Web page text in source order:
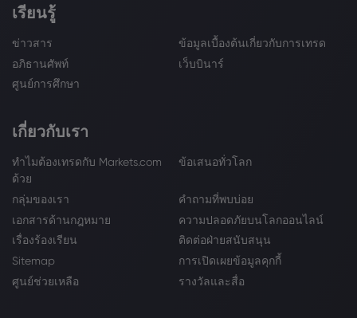
เรียนรู้
ข่าวสาร
ข้อมูลเบื้องต้นเกี่ยวกับการเทรด
อภิธานศัพท์
เว็บบินาร์
ศูนย์การศึกษา
เกี่ยวกับเรา
ทำไมต้องเทรดกับ Markets.com
ด้วย
ข้อเสนอทั่วโลก
กลุ่มของเรา
คำถามที่พบบ่อย
เอกสารด้านกฎหมาย
ความปลอดภัยบนโลกออนไลน์
เรื่องร้องเรียน
ติดต่อฝ่ายสนับสนุน
Sitemap
การเปิดเผยข้อมูลคุกกี้
ศูนย์ช่วยเหลือ
รางวัลและสื่อ